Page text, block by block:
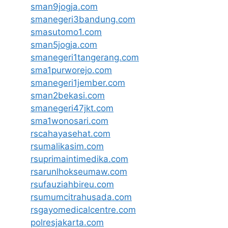
sman9jogja.com
smanegeri3bandung.com
smasutomo1.com
sman5jogja.com
smanegeri1tangerang.com
sma1purworejo.com
smanegeri1jember.com
sman2bekasi.com
smanegeri47jkt.com
sma1wonosari.com
rscahayasehat.com
rsumalikasim.com
rsuprimaintimedika.com
rsarunlhokseumaw.com
rsufauziahbireu.com
rsumumcitrahusada.com
rsgayomedicalcentre.com
polresjakarta.com